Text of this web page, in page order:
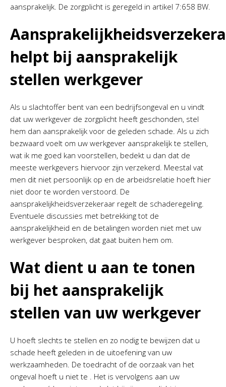
aansprakelijk. De zorgplicht is geregeld in artikel 7:658 BW.
helpt bij aansprakelijk
stellen werkgever
Als u slachtoffer bent van een bedrijfsongeval en u vindt
dat uw werkgever de zorgplicht heeft geschonden, stel
hem dan aansprakelijk voor de geleden schade. Als u zich
bezwaard voelt om uw werkgever aansprakelijk te stellen,
wat ik me goed kan voorstellen, bedekt u dan dat de
meeste werkgevers hiervoor zijn verzekerd. Meestal vat
men dit niet persoonlijk op en de arbeidsrelatie hoeft hier
niet door te worden verstoord. De
aansprakelijkheidsverzekeraar regelt de schaderegeling.
Eventuele discussies met betrekking tot de
aansprakelijkheid en de betalingen worden niet met uw
werkgever besproken, dat gaat buiten hem om.
Wat dient u aan te tonen
bij het aansprakelijk
stellen van uw werkgever
U hoeft slechts te stellen en zo nodig te bewijzen dat u
schade heeft geleden in de uitoefening van uw
werkzaamheden. De toedracht of de oorzaak van het
ongeval hoeft u niet te . Het is vervolgens aan uw